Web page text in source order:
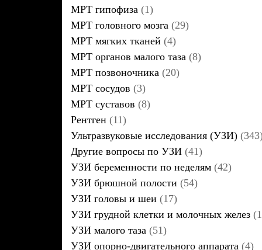
МРТ гипофиза (1)
МРТ головного мозга (29)
МРТ мягких тканей (4)
МРТ органов малого таза (8)
МРТ позвоночника (20)
МРТ сосудов (3)
МРТ суставов (8)
Рентген (11)
Ультразвуковые исследования (УЗИ)
Другие вопросы по УЗИ (41)
УЗИ беременности по неделям (42)
УЗИ брюшной полости (54)
УЗИ головы и шеи (17)
УЗИ грудной клетки и молочных желез
УЗИ малого таза (51)
УЗИ опорно-двигательного аппарата (4)